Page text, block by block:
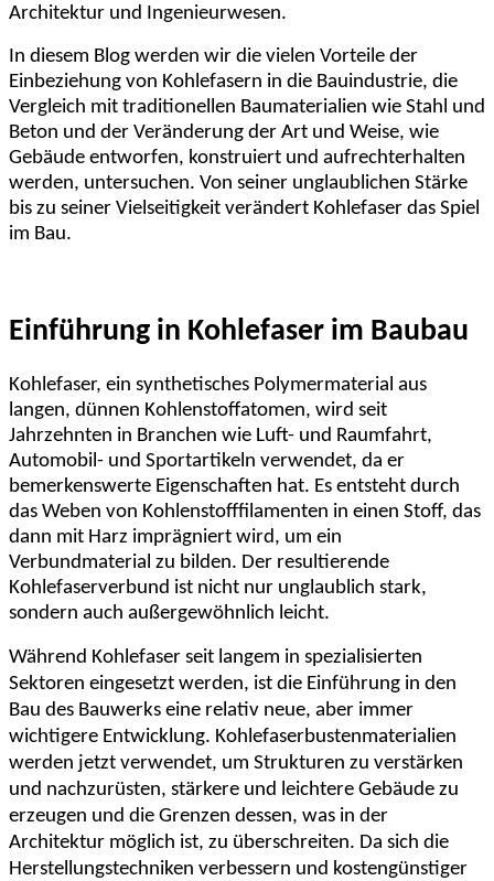
Architektur und Ingenieurwesen.
In diesem Blog werden wir die vielen Vorteile der
Einbeziehung von Kohlefasern in die Bauindustrie, die
Vergleich mit traditionellen Baumaterialien wie Stahl und
Beton und der Veränderung der Art und Weise, wie
Gebäude entworfen, konstruiert und aufrechterhalten
werden, untersuchen. Von seiner unglaublichen Stärke
bis zu seiner Vielseitigkeit verändert Kohlefaser das Spiel
im Bau.
Einführung in Kohlefaser im Baubau
Kohlefaser, ein synthetisches Polymermaterial aus
langen, dünnen Kohlenstoffatomen, wird seit
Jahrzehnten in Branchen wie Luft- und Raumfahrt,
Automobil- und Sportartikeln verwendet, da er
bemerkenswerte Eigenschaften hat. Es entsteht durch
das Weben von Kohlenstofffilamenten in einen Stoff, das
dann mit Harz imprägniert wird, um ein
Verbundmaterial zu bilden. Der resultierende
Kohlefaserverbund ist nicht nur unglaublich stark,
sondern auch außergewöhnlich leicht.
Während Kohlefaser seit langem in spezialisierten
Sektoren eingesetzt werden, ist die Einführung in den
Bau des Bauwerks eine relativ neue, aber immer
wichtigere Entwicklung. Kohlefaserbustenmaterialien
werden jetzt verwendet, um Strukturen zu verstärken
und nachzurüsten, stärkere und leichtere Gebäude zu
erzeugen und die Grenzen dessen, was in der
Architektur möglich ist, zu überschreiten. Da sich die
Herstellungstechniken verbessern und kostengünstiger